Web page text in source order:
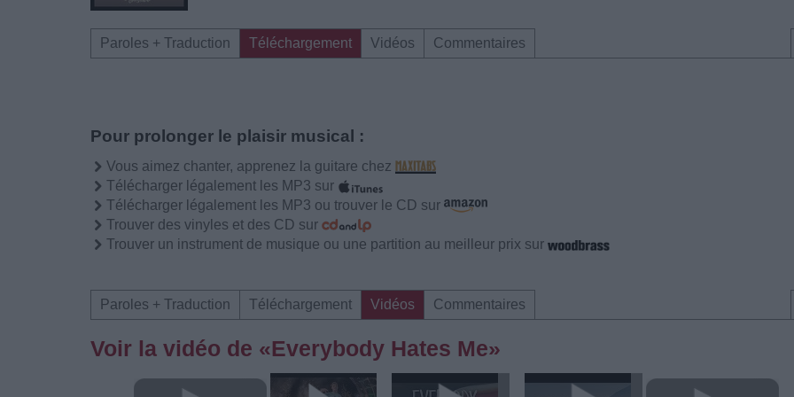
Paroles + Traduction Téléchargement Vidéos Commentaires
Pour prolonger le plaisir musical :
Vous aimez chanter, apprenez la guitare chez
Télécharger légalement les MP3 sur
Télécharger légalement les MP3 ou trouver le CD sur
Trouver des vinyles et des CD sur
Trouver un instrument de musique ou une partition au meilleur prix sur
Paroles + Traduction Téléchargement Vidéos Commentaires
Voir la vidéo de «Everybody Hates Me»